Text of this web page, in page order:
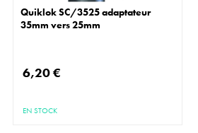
Quiklok SC/3525 adaptateur
35mm vers 25mm
6,20 €
EN STOCK